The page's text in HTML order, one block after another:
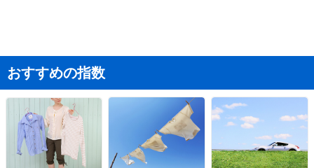
おすすめの指数